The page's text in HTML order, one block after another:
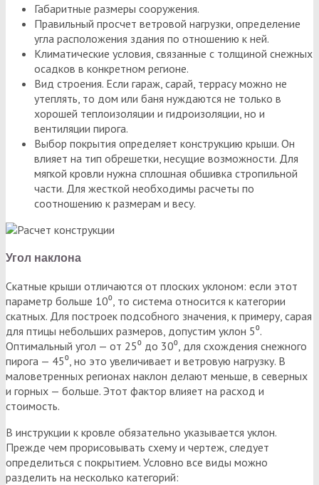
Габаритные размеры сооружения.
Правильный просчет ветровой нагрузки, определение
угла расположения здания по отношению к ней.
Климатические условия, связанные с толщиной снежных
осадков в конкретном регионе.
Вид строения. Если гараж, сарай, террасу можно не
утеплять, то дом или баня нуждаются не только в
хорошей теплоизоляции и гидроизоляции, но и
вентиляции пирога.
Выбор покрытия определяет конструкцию крыши. Он
влияет на тип обрешетки, несущие возможности. Для
мягкой кровли нужна сплошная обшивка стропильной
части. Для жесткой необходимы расчеты по
соотношению к размерам и весу.
Угол наклона
Скатные крыши отличаются от плоских уклоном: если этот
параметр больше 10⁰, то система относится к категории
скатных. Для построек подсобного значения, к примеру, сарая
для птицы небольших размеров, допустим уклон 5⁰.
Оптимальный угол — от 25⁰ до 30⁰, для схождения снежного
пирога — 45⁰, но это увеличивает и ветровую нагрузку. В
маловетренных регионах наклон делают меньше, в северных
и горных — больше. Этот фактор влияет на расход и
стоимость.
В инструкции к кровле обязательно указывается уклон.
Прежде чем прорисовывать схему и чертеж, следует
определиться с покрытием. Условно все виды можно
разделить на несколько категорий: